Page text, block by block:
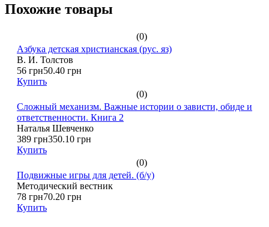
Похожие товары
(0)
Азбука детская христианская (рус. яз)
В. И. Толстов
56 грн50.40 грн
Купить
(0)
Сложный механизм. Важные истории о зависти, обиде и
ответственности. Книга 2
Наталья Шевченко
389 грн350.10 грн
Купить
(0)
Подвижные игры для детей. (б/у)
Методический вестник
78 грн70.20 грн
Купить